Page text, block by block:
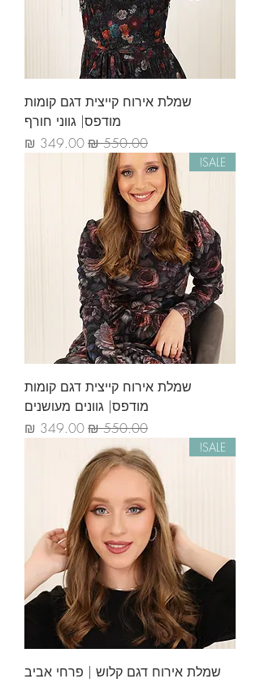
שמלת אירוח קייצית דגם קומות
מודפס| גווני חורף
מחיר רגיל מחיר מבצע
SALE!
שמלת אירוח קייצית דגם קומות
מודפס| גוונים מעושנים
מחיר רגיל מחיר מבצע
SALE!
שמלת אירוח דגם קלוש | פרחי אביב